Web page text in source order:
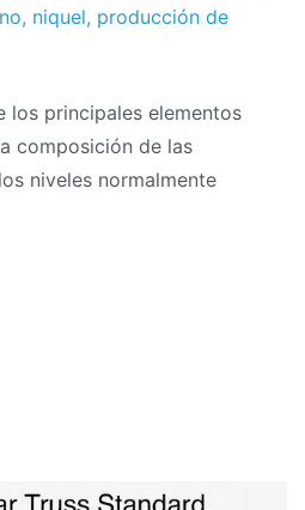
, niquel, producción de
los principales elementos
composición de las
niveles normalmente